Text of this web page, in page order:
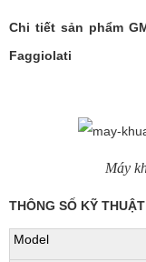
Chi tiết sản phẩm
Faggiolati
Máy
THÔNG SỐ KỸ THUẬT
Model